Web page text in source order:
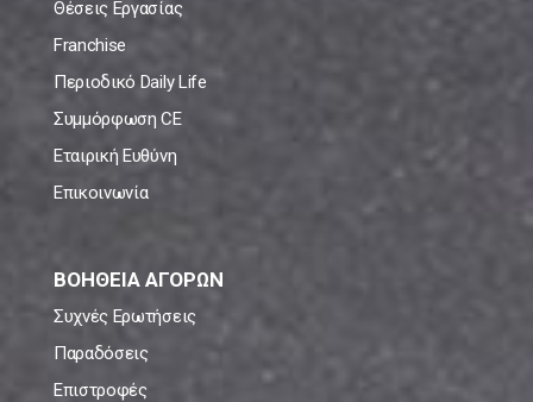
Θέσεις Εργασίας
Franchise
Περιοδικό Daily Life
Συμμόρφωση CE
Εταιρική Ευθύνη
Επικοινωνία
ΒΟΗΘΕΙΑ ΑΓΟΡΩΝ
Συχνές Ερωτήσεις
Παραδόσεις
Επιστροφές